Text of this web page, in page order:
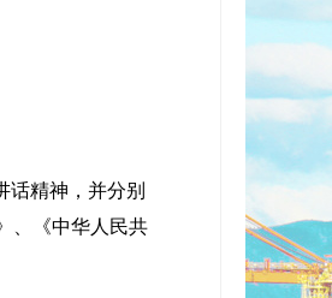
精神，并分别
、《中华人民共